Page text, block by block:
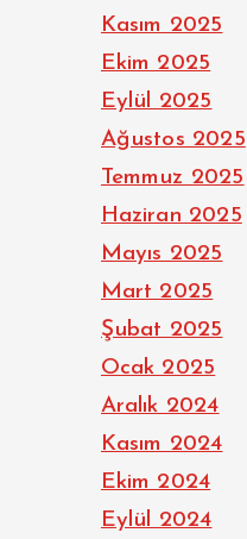
Kasım 2025
Ekim 2025
Eylül 2025
Ağustos 2025
Temmuz 2025
Haziran 2025
Mayıs 2025
Mart 2025
Şubat 2025
Ocak 2025
Aralık 2024
Kasım 2024
Ekim 2024
Eylül 2024